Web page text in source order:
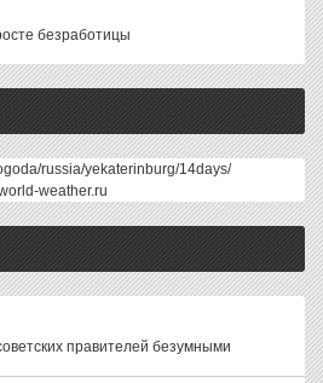
безработицы
russia/yekaterinburg/14days/
weather.ru
правителей безумными